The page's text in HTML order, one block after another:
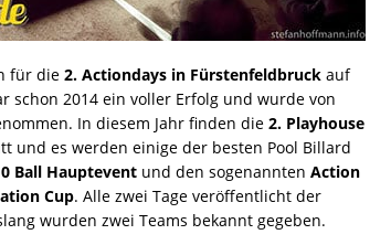
für die2. Actiondays in Fürstenfeldbruck auf
schon 2014 ein voller Erfolg und wurde von
In diesem Jahr finden die 2. Playhouse
und es werden einige der besten Pool Billard
Ball Hauptevent und den sogenanntenAction
Cup. Alle zwei Tage veröffentlicht der
wurden zwei Teams bekannt gegeben.